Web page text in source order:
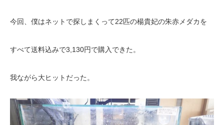
今回、僕はネットで探しまくって22匹の楊貴妃の朱赤メダカを
すべて送料込みで3,130円で購入できた。
我ながら大ヒットだった。